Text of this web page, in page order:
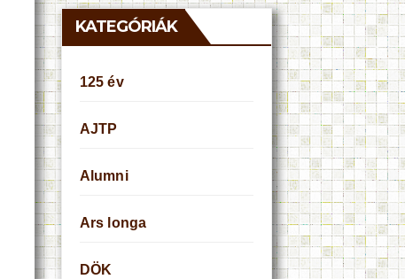
KATEGÓRIÁK
125 év
AJTP
Alumni
Ars longa
DÖK